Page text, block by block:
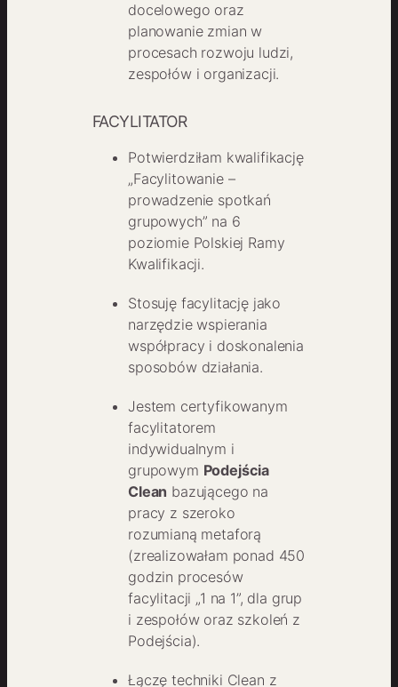
docelowego oraz
planowanie zmian w
procesach rozwoju ludzi,
zespołów i organizacji.
FACYLITATOR
Potwierdziłam kwalifikację
„Facylitowanie –
prowadzenie spotkań
grupowych” na 6
poziomie Polskiej Ramy
Kwalifikacji.
Stosuję facylitację jako
narzędzie wspierania
współpracy i doskonalenia
sposobów działania.
Jestem certyfikowanym
facylitatorem
indywidualnym i
grupowym Podejścia
Clean bazującego na
pracy z szeroko
rozumianą metaforą
(zrealizowałam ponad 450
godzin procesów
facylitacji „1 na 1”, dla grup
i zespołów oraz szkoleń z
Podejścia).
Łączę techniki Clean z